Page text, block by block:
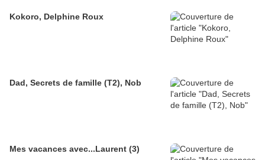
Kokoro, Delphine Roux
Dad, Secrets de famille (T2), Nob
Mes vacances avec...Laurent (3)